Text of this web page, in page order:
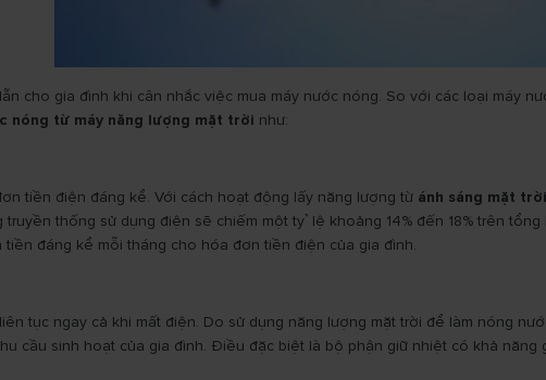
cho gia đình khi cân nhắc việc mua máy nước nóng. So với các loại máy
nóng từ máy năng lượng mặt trời như:
tiền điện đáng kể. Với cách hoạt động lấy năng lượng từ ánh sáng mặt trời
thống sử dụng điện sẽ chiếm một tỷ lệ khoảng 14% đến 18% trên
đáng kể mỗi tháng cho hóa đơn tiền điện của gia đình.
tục ngay cả khi mất điện. Do sử dụng năng lượng mặt trời để làm nóng
cầu sinh hoạt của gia đình. Điều đặc biệt là bộ phận giữ nhiệt có khả